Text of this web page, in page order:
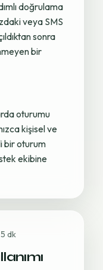
doğrulama
veya SMS
sonra
bir
oturumu
kişisel ve
bir oturum
ekibine
dk